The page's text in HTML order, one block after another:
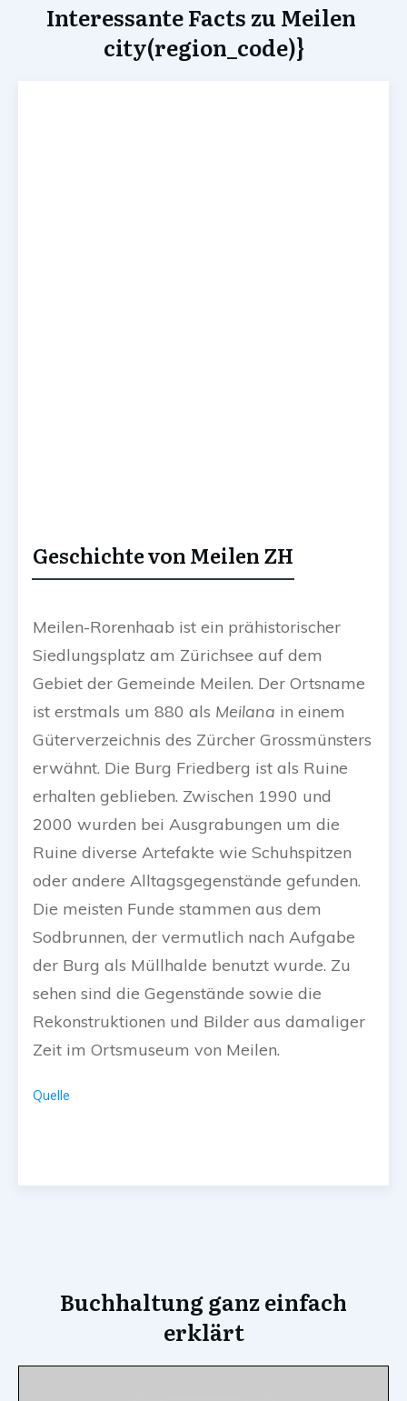
Interessante Facts zu Meilen
city(region_code)}
Geschichte von Meilen ZH
Meilen-Rorenhaab ist ein prähistorischer
Siedlungsplatz am Zürichsee auf dem
Gebiet der Gemeinde Meilen. Der Ortsname
ist erstmals um 880 als Meilana in einem
Güterverzeichnis des Zürcher Grossmünsters
erwähnt. Die Burg Friedberg ist als Ruine
erhalten geblieben. Zwischen 1990 und
2000 wurden bei Ausgrabungen um die
Ruine diverse Artefakte wie Schuhspitzen
oder andere Alltagsgegenstände gefunden.
Die meisten Funde stammen aus dem
Sodbrunnen, der vermutlich nach Aufgabe
der Burg als Müllhalde benutzt wurde. Zu
sehen sind die Gegenstände sowie die
Rekonstruktionen und Bilder aus damaliger
Zeit im Ortsmuseum von Meilen.
Quelle
Buchhaltung ganz einfach
erklärt